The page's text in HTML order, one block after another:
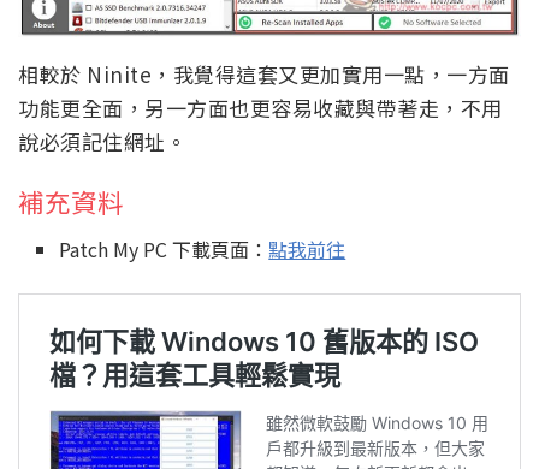
相較於 Ninite，我覺得這套又更加實用一點，一方面
功能更全面，另一方面也更容易收藏與帶著走，不用
說必須記住網址。
補充資料
Patch My PC 下載頁面：點我前往